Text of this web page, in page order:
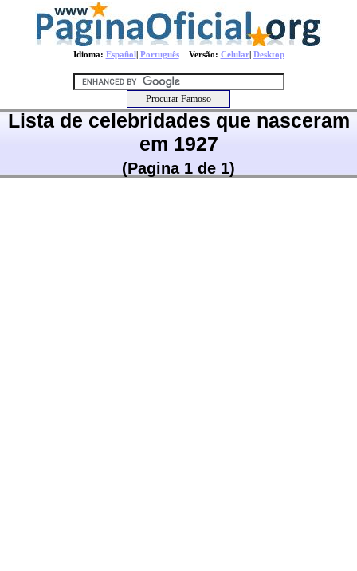
Idioma: Español| PortuguêsVersão: Celular| Desktop
Lista de celebridades que nasceram
em 1927
(Pagina 1 de 1)